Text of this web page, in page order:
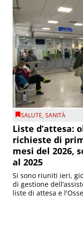
SALUTE,SANITÀ
Liste d’attesa:
richieste di
mesi del 2026,
al 2025
Si sono riuniti ieri,
di gestione
liste di attesa e